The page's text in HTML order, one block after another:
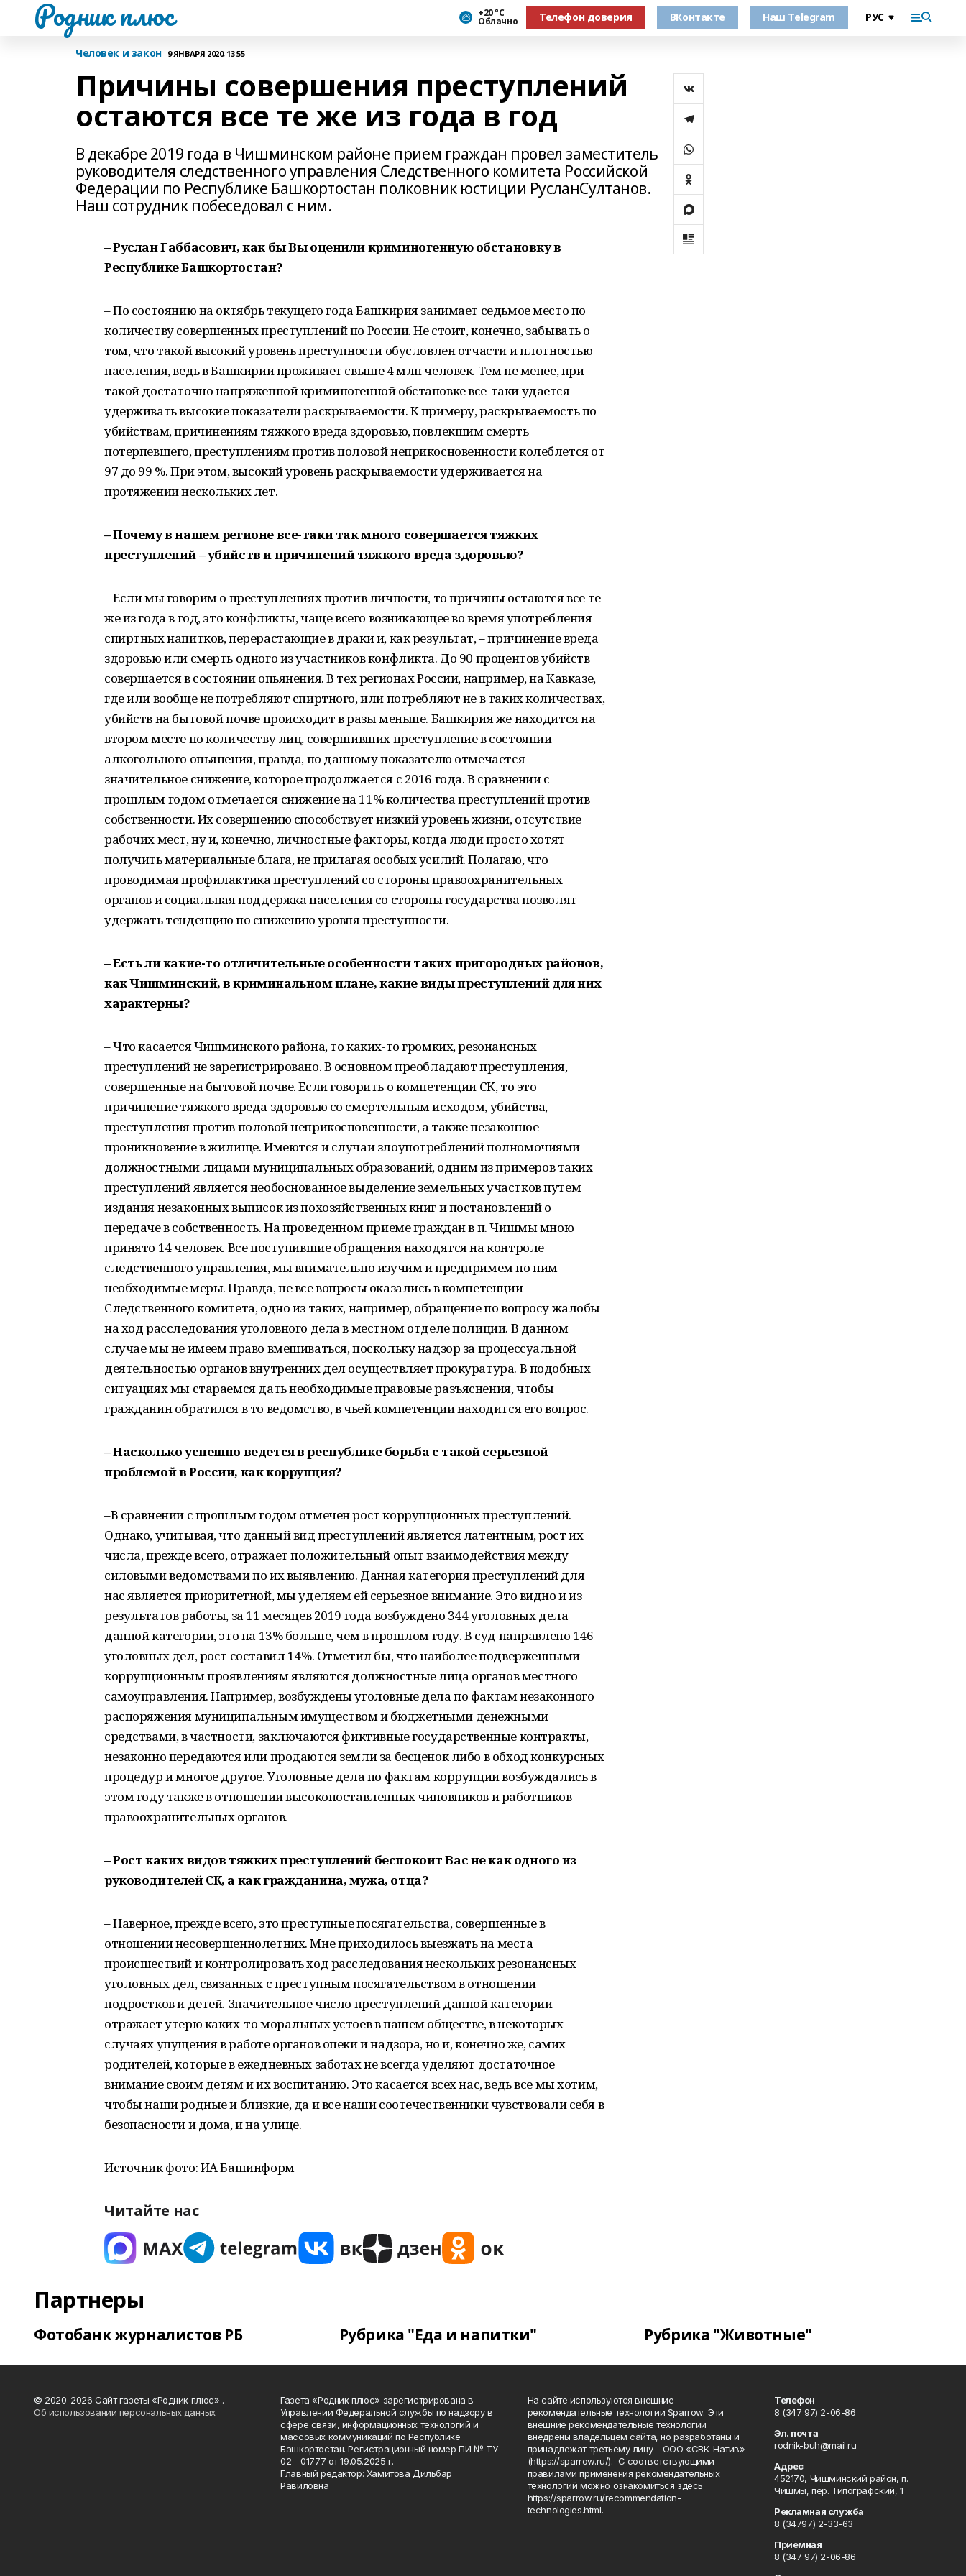
Родник плюс +20 °С
Облачно Телефон доверия ВКонтакте Наш Telegram
Человек и закон 9 ЯНВАРЯ 2020, 13:55
Причины совершения преступлений
остаются все те же из года в год
В декабре 2019 года в Чишминском районе прием граждан провел заместитель
руководителя следственного управления Следственного комитета Российской
Федерации по Республике Башкортостан полковник юстиции РусланСултанов.
Наш сотрудник побеседовал с ним.
– Руслан Габбасович, как бы Вы оценили криминогенную обстановку в
Республике Башкортостан?
– По состоянию на октябрь текущего года Башкирия занимает седьмое место по
количеству совершенных преступлений по России. Не стоит, конечно, забывать о
том, что такой высокий уровень преступности обусловлен отчасти и плотностью
населения, ведь в Башкирии проживает свыше 4 млн человек. Тем не менее, при
такой достаточно напряженной криминогенной обстановке все-таки удается
удерживать высокие показатели раскрываемости. К примеру, раскрываемость по
убийствам, причинениям тяжкого вреда здоровью, повлекшим смерть
потерпевшего, преступлениям против половой неприкосновенности колеблется от
97 до 99 %. При этом, высокий уровень раскрываемости удерживается на
протяжении нескольких лет.
– Почему в нашем регионе все-таки так много совершается тяжких
преступлений – убийств и причинений тяжкого вреда здоровью?
– Если мы говорим о преступлениях против личности, то причины остаются все те
же из года в год, это конфликты, чаще всего возникающее во время употребления
спиртных напитков, перерастающие в драки и, как результат, – причинение вреда
здоровью или смерть одного из участников конфликта. До 90 процентов убийств
совершается в состоянии опьянения. В тех регионах России, например, на Кавказе,
где или вообще не потребляют спиртного, или потребляют не в таких количествах,
убийств на бытовой почве происходит в разы меньше. Башкирия же находится на
втором месте по количеству лиц, совершивших преступление в состоянии
алкогольного опьянения, правда, по данному показателю отмечается
значительное снижение, которое продолжается с 2016 года. В сравнении с
прошлым годом отмечается снижение на 11% количества преступлений против
собственности. Их совершению способствует низкий уровень жизни, отсутствие
рабочих мест, ну и, конечно, личностные факторы, когда люди просто хотят
получить материальные блага, не прилагая особых усилий. Полагаю, что
проводимая профилактика преступлений со стороны правоохранительных
органов и социальная поддержка населения со стороны государства позволят
удержать тенденцию по снижению уровня преступности.
– Есть ли какие-то отличительные особенности таких пригородных районов,
как Чишминский, в криминальном плане, какие виды преступлений для них
характерны?
– Что касается Чишминского района, то каких-то громких, резонансных
преступлений не зарегистрировано. В основном преобладают преступления,
совершенные на бытовой почве. Если говорить о компетенции СК, то это
причинение тяжкого вреда здоровью со смертельным исходом, убийства,
преступления против половой неприкосновенности, а также незаконное
проникновение в жилище. Имеются и случаи злоупотреблений полномочиями
должностными лицами муниципальных образований, одним из примеров таких
преступлений является необоснованное выделение земельных участков путем
издания незаконных выписок из похозяйственных книг и постановлений о
передаче в собственность. На проведенном приеме граждан в п. Чишмы мною
принято 14 человек. Все поступившие обращения находятся на контроле
следственного управления, мы внимательно изучим и предпримем по ним
необходимые меры. Правда, не все вопросы оказались в компетенции
Следственного комитета, одно из таких, например, обращение по вопросу жалобы
на ход расследования уголовного дела в местном отделе полиции. В данном
случае мы не имеем право вмешиваться, поскольку надзор за процессуальной
деятельностью органов внутренних дел осуществляет прокуратура. В подобных
ситуациях мы стараемся дать необходимые правовые разъяснения, чтобы
гражданин обратился в то ведомство, в чьей компетенции находится его вопрос.
– Насколько успешно ведется в республике борьба с такой серьезной
проблемой в России, как коррупция?
–В сравнении с прошлым годом отмечен рост коррупционных преступлений.
Однако, учитывая, что данный вид преступлений является латентным, рост их
числа, прежде всего, отражает положительный опыт взаимодействия между
силовыми ведомствами по их выявлению. Данная категория преступлений для
нас является приоритетной, мы уделяем ей серьезное внимание. Это видно и из
результатов работы, за 11 месяцев 2019 года возбуждено 344 уголовных дела
данной категории, это на 13% больше, чем в прошлом году. В суд направлено 146
уголовных дел, рост составил 14%. Отметил бы, что наиболее подверженными
коррупционным проявлениям являются должностные лица органов местного
самоуправления. Например, возбуждены уголовные дела по фактам незаконного
распоряжения муниципальным имуществом и бюджетными денежными
средствами, в частности, заключаются фиктивные государственные контракты,
незаконно передаются или продаются земли за бесценок либо в обход конкурсных
процедур и многое другое. Уголовные дела по фактам коррупции возбуждались в
этом году также в отношении высокопоставленных чиновников и работников
правоохранительных органов.
– Рост каких видов тяжких преступлений беспокоит Вас не как одного из
руководителей СК, а как гражданина, мужа, отца?
– Наверное, прежде всего, это преступные посягательства, совершенные в
отношении несовершеннолетних. Мне приходилось выезжать на места
происшествий и контролировать ход расследования нескольких резонансных
уголовных дел, связанных с преступным посягательством в отношении
подростков и детей. Значительное число преступлений данной категории
отражает утерю каких-то моральных устоев в нашем обществе, в некоторых
случаях упущения в работе органов опеки и надзора, но и, конечно же, самих
родителей, которые в ежедневных заботах не всегда уделяют достаточное
внимание своим детям и их воспитанию. Это касается всех нас, ведь все мы хотим,
чтобы наши родные и близкие, да и все наши соотечественники чувствовали себя в
безопасности и дома, и на улице.
Источник фото: ИА Башинформ
Читайте нас
Партнеры
Фотобанк журналистов РБ Рубрика "Еда и напитки" Рубрика "Животные"
© 2020-2026 Сайт газеты «Родник плюс» .
Об использовании персональных данных
Газета «Родник плюс» зарегистрирована в
Управлении Федеральной службы по надзору в
сфере связи, информационных технологий и
массовых коммуникаций по Республике
Башкортостан. Регистрационный номер ПИ № ТУ
02 - 01777 от 19.05.2025 г.
Главный редактор: Хамитова Дильбар
Равиловна
На сайте используются внешние
рекомендательные технологии Sparrow. Эти
внешние рекомендательные технологии
внедрены владельцем сайта, но разработаны и
принадлежат третьему лицу – ООО «СВК-Натив»
(https://sparrow.ru/). С соответствующими
правилами применения рекомендательных
технологий можно ознакомиться здесь
https://sparrow.ru/recommendation-
technologies.html.
Телефон
8 (347 97) 2-06-86
Эл. почта
rodnik-buh@mail.ru
Адрес
452170, Чишминский район, п.
Чишмы, пер. Типографский, 1
Рекламная служба
8 (34797) 2-33-63
Приемная
8 (347 97) 2-06-86